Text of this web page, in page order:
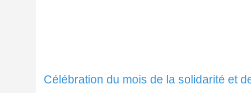
Célébration du mois de la solidarité et